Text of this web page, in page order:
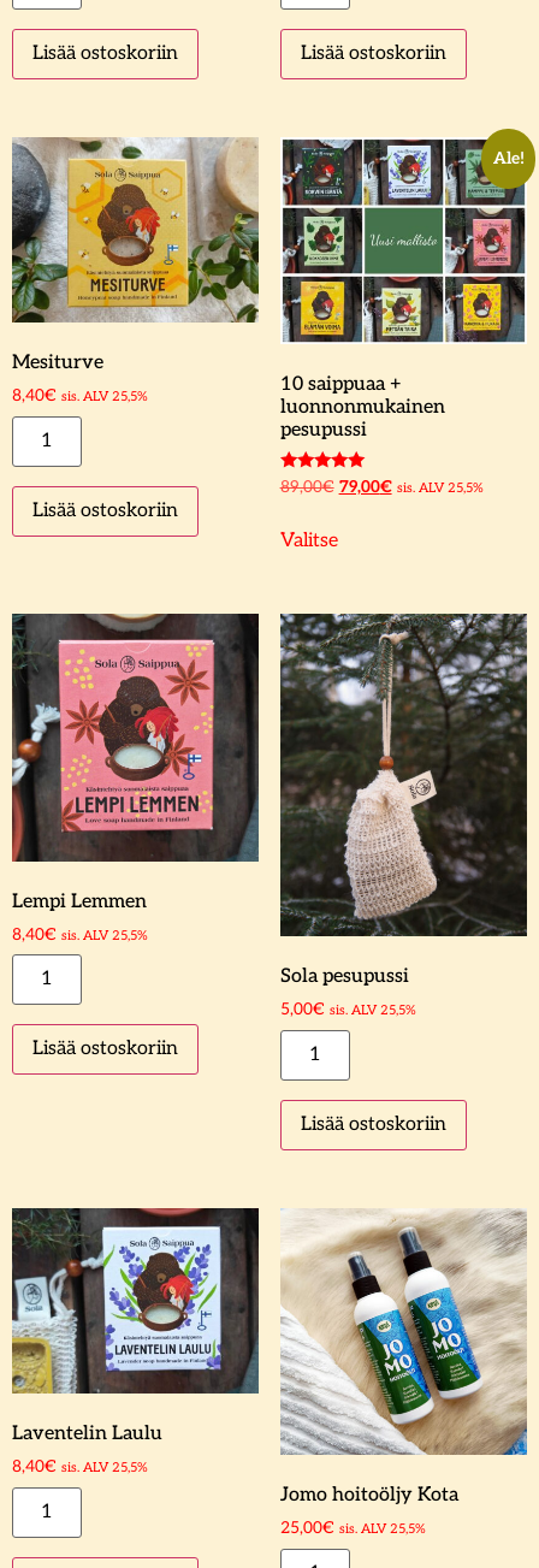
Lisää ostoskoriin Lisää ostoskoriin
Mesiturve
8,40€ sis. ALV 25,5%
Lisää ostoskoriin
Ale!
10 saippuaa +
luonnonmukainen
pesupussi
Arvostelu
tuotteesta:
/ 5
89,00€ 79,00€ sis. ALV 25,5%
Valitse
Lempi Lemmen
8,40€ sis. ALV 25,5%
Lisää ostoskoriin
Sola pesupussi
5,00€ sis. ALV 25,5%
Lisää ostoskoriin
Laventelin Laulu
8,40€ sis. ALV 25,5%
Jomo hoitoöljy Kota
25,00€ sis. ALV 25,5%